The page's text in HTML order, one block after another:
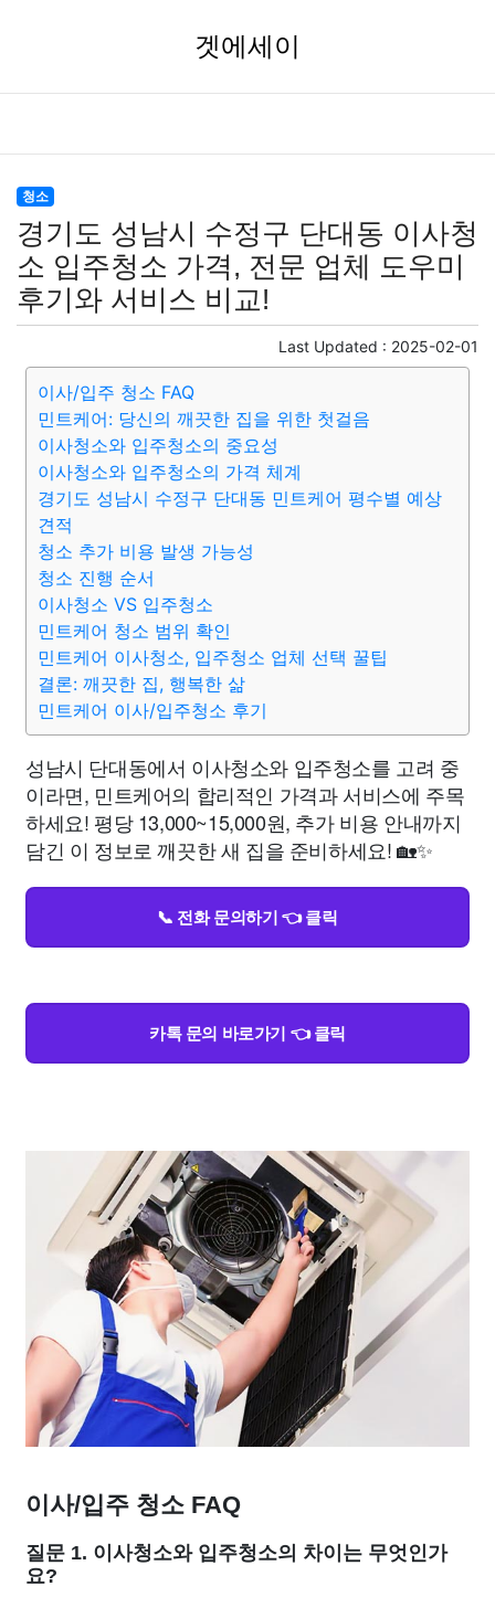
겟에세이
청소
경기도 성남시 수정구 단대동 이사청
소 입주청소 가격, 전문 업체 도우미
후기와 서비스 비교!
Last Updated : 2025-02-01
이사/입주 청소 FAQ
민트케어: 당신의 깨끗한 집을 위한 첫걸음
이사청소와 입주청소의 중요성
이사청소와 입주청소의 가격 체계
경기도 성남시 수정구 단대동 민트케어 평수별 예상
견적
청소 추가 비용 발생 가능성
청소 진행 순서
이사청소 VS 입주청소
민트케어 청소 범위 확인
민트케어 이사청소, 입주청소 업체 선택 꿀팁
결론: 깨끗한 집, 행복한 삶
민트케어 이사/입주청소 후기
성남시 단대동에서 이사청소와 입주청소를 고려 중
이라면, 민트케어의 합리적인 가격과 서비스에 주목
하세요! 평당 13,000~15,000원, 추가 비용 안내까지
담긴 이 정보로 깨끗한 새 집을 준비하세요! 🏡✨
📞 전화 문의하기 👈 클릭
카톡 문의 바로가기 👈 클릭
이사/입주 청소 FAQ
질문 1. 이사청소와 입주청소의 차이는 무엇인가
요?